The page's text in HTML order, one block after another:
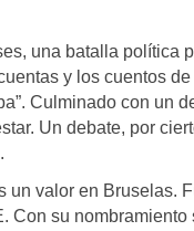
una batalla política
y los cuentos
Culminado con un
Un debate, por
un valor en Bruselas.
Con su